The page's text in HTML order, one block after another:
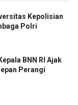
Kepolisian
Polri
BNN RI Ajak
Perangi